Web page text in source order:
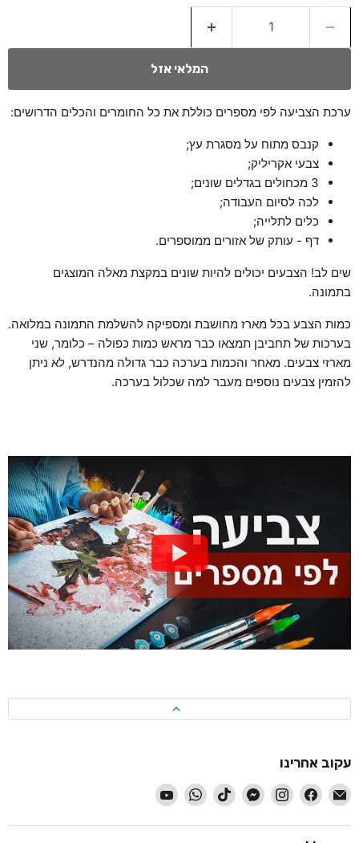
המלאי אזל
ערכת הצביעה לפי מספרים כוללת את כל החומרים והכלים הדרושים:
קנבס מתוח על מסגרת עץ;
צבעי אקריליק;
3 מכחולים בגדלים שונים;
לכה לסיום העבודה;
כלים לתלייה;
דף - עותק של אזורים ממוספרים.
שים לב! הצבעים יכולים להיות שונים במקצת מאלה המוצגים
בתמונה.
כמות הצבע בכל מארז מחושבת ומספיקה להשלמת התמונה במלואה.
בערכות של תחביבן תמצאו כבר מראש כמות כפולה – כלומר, שני
מארזי צבעים. מאחר והכמות בערכה כבר גדולה מהנדרש, לא ניתן
להזמין צבעים נוספים מעבר למה שכלול בערכה.
עקוב אחרינו
-
עקוב
אחרינו
-
עקוב
אחרינו
-
עקוב
אחרינו
-
עקוב
אחרינו
-
עקוב
אחרינו
-
עקוב
אחרינו
-
אחרינו